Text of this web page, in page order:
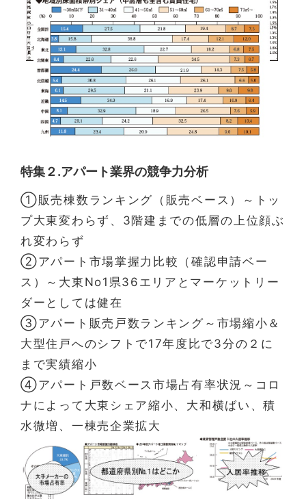
特集２.アパート業界の競争力分析
①販売棟数ランキング（販売ベース）～トッ
プ大東変わらず、3階建までの低層の上位顔ぶ
れ変わらず
②アパート市場掌握力比較（確認申請ベー
ス）～大東No1県36エリアとマーケットリー
ダーとしては健在
③アパート販売戸数ランキング～市場縮小＆
大型住戸へのシフトで17年度比で3分の２に
まで実績縮小
④アパート戸数ベース市場占有率状況～コロ
ナによって大東シェア縮小、大和横ばい、積
水微増、一棟売企業拡大